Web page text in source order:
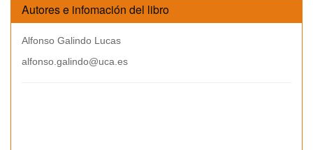
Autores e infomación del libro
Alfonso Galindo Lucas
alfonso.galindo@uca.es